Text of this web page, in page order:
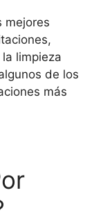
mejores
limpieza
de los
más